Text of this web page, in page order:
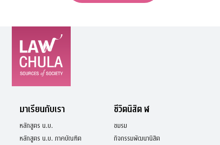
มาเรียนกับเรา
หลักสูตร น.บ.
หลักสูตร น.บ. ภาคบัณฑิต
ชีวิตนิสิต ฬ
ชมรม
กิจกรรมพัฒนานิสิต